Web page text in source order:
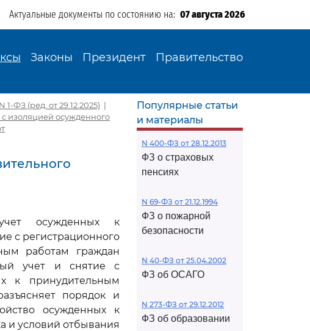
Актуальные документы по состоянию на: 07 августа 2026
Законы Президент Правительство
ФЗ (ред. от 29.12.2025) |
изоляцией осужденного
осужденных к
с регистрационного
работам граждан
учет и снятие с
к принудительным
порядок и
осужденных к
и условий отбывания
Популярные статьи
и материалы
N 400-ФЗ от 28.12.2013
ФЗ о страховых
пенсиях
N 69-ФЗ от 21.12.1994
ФЗ о пожарной
безопасности
N 40-ФЗ от 25.04.2002
ФЗ об ОСАГО
N 273-ФЗ от 29.12.2012
ФЗ об образовании